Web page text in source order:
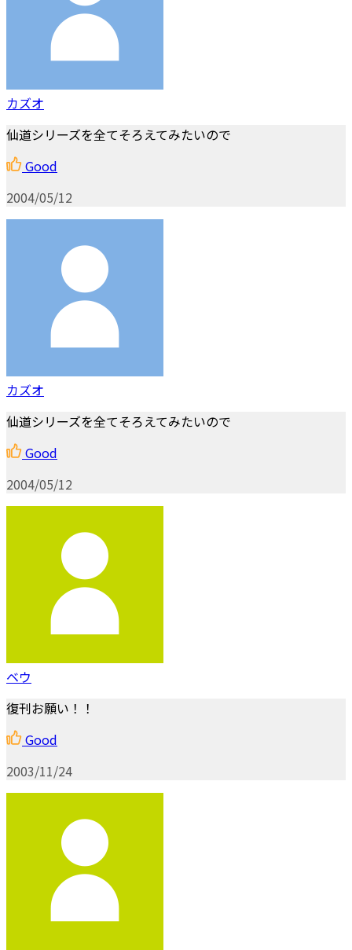
カズオ
仙道シリーズを全てそろえてみたいので
Good
2004/05/12
カズオ
仙道シリーズを全てそろえてみたいので
Good
2004/05/12
ベウ
復刊お願い！！
Good
2003/11/24